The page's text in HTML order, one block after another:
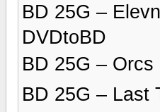
BD 25G –
DVDtoBD
BD 25G –
BD 25G – Last